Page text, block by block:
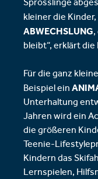
Sprösslinge
kleiner die
ABWECHSLUNG,
bleibt“, erklärt
Für die ganz
Beispiel ein
Unterhaltung
Jahren wird ein
die größeren
Teenie-
Kindern das
Lernspielen,